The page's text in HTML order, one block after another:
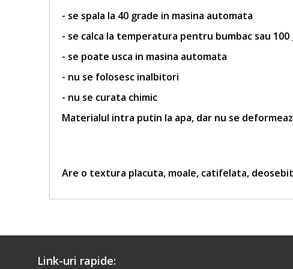
- se spala la 40 grade in masina automata
- se calca la temperatura pentru bumbac sau 100
- se poate usca in masina automata
- nu se folosesc inalbitori
- nu se curata chimic
Materialul intra putin la apa, dar nu se
Are o textura placuta, moale, catifelata,
Link-uri rapide: